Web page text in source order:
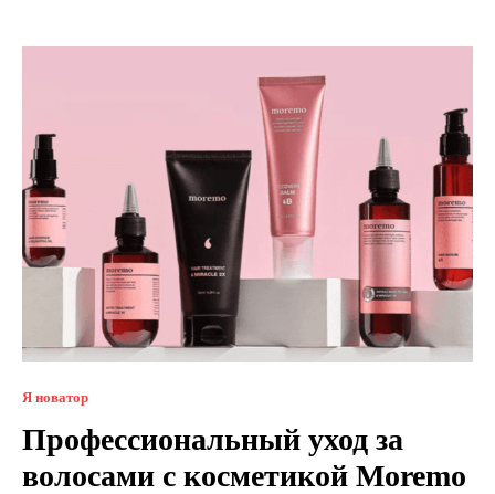
Я новатор
Профессиональный уход за
волосами с косметикой Moremo